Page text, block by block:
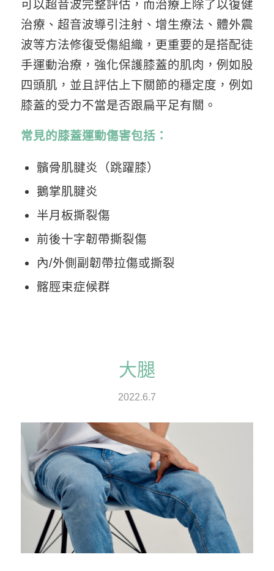
可以超音波完整評估，而治療上除了以復健
治療、超音波導引注射、增生療法、體外震
波等方法修復受傷組織，更重要的是搭配徒
手運動治療，強化保護膝蓋的肌肉，例如股
四頭肌，並且評估上下關節的穩定度，例如
膝蓋的受力不當是否跟扁平足有關。
常見的膝蓋運動傷害包括：
髕骨肌腱炎（跳躍膝）
鵝掌肌腱炎
半月板撕裂傷
前後十字韌帶撕裂傷
內/外側副韌帶拉傷或撕裂
髂脛束症候群
大腿
2022.6.7